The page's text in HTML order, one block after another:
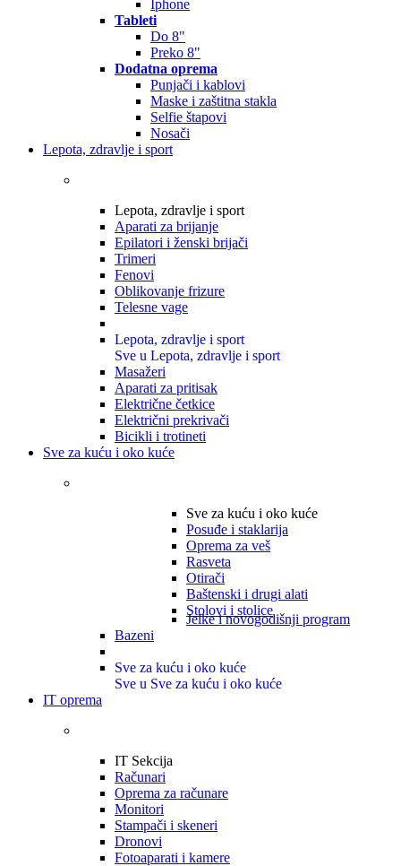
Iphone
Tableti
Do 8"
Preko 8"
Dodatna oprema
Punjači i kablovi
Maske i zaštitna stakla
Selfie štapovi
Nosači
Lepota, zdravlje i sport
Lepota, zdravlje i sport
Aparati za brijanje
Epilatori i ženski brijači
Trimeri
Fenovi
Oblikovanje frizure
Telesne vage
Lepota, zdravlje i sport
Sve u Lepota, zdravlje i sport
Masažeri
Aparati za pritisak
Električne četkice
Električni prekrivači
Bicikli i trotineti
Sve za kuću i oko kuće
Sve za kuću i oko kuće
Posuđe i staklarija
Oprema za veš
Rasveta
Otirači
Baštenski i drugi alati
Stolovi i stolice
Jelke i novogodišnji program
Bazeni
Sve za kuću i oko kuće
Sve u Sve za kuću i oko kuće
IT oprema
IT Sekcija
Računari
Oprema za računare
Monitori
Stampači i skeneri
Dronovi
Fotoaparati i kamere